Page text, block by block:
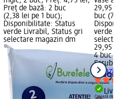
Preț de bază: 2 buc
(2,38 lei pe 1 buc);
Disponibilitate: Status
verde Livrabil, Status gri
selectare magazin dm
29,95
buc
verde
29,95 lei
4 buc
Scrub
abraziv,